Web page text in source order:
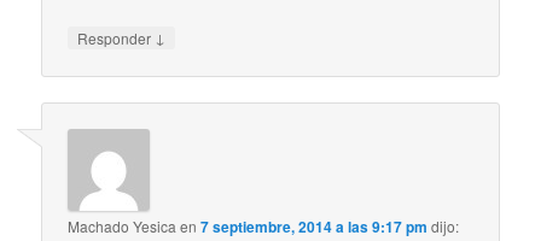
Responder ↓
Machado Yesica en7 septiembre, 2014 a las 9:17 pm dijo: